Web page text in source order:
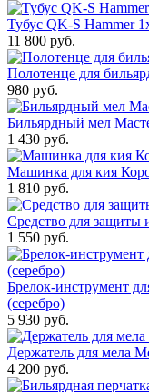
Тубус QK-S Hammer
11 800 руб.
Полотенце для
980 руб.
Бильярдный мел
1 430 руб.
Машинка для кия
1 810 руб.
Средство для защиты
1 550 руб.
Брелок-инструмент
(серебро)
5 930 руб.
Держатель для мела
4 200 руб.